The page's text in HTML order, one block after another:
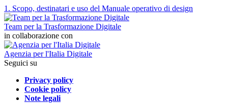
1. Scopo, destinatari e uso del Manuale operativo di design
Team per la Trasformazione Digitale
in collaborazione con
Agenzia per l'Italia Digitale
Seguici su
Privacy policy
Cookie policy
Note legali